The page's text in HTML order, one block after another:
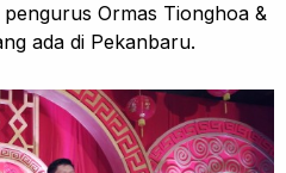
Ormas Tionghoa &
ada di Pekanbaru.